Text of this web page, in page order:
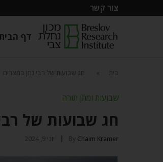
צור קשר
דף
בית חג שבועות של רבי נתן במצרים
שבועות ומתן תורה
חג שבועות של
By Chaim Kramer יוני 9, 2024